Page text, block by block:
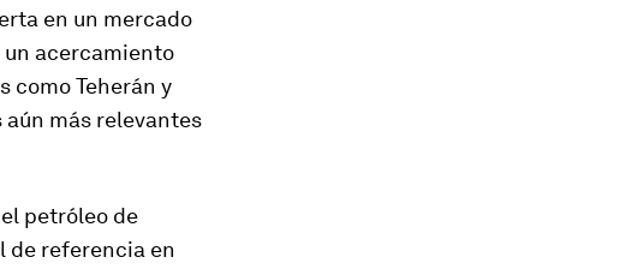
en un mercado
un acercamiento
como Teherán y
más relevantes
petróleo de
de referencia en